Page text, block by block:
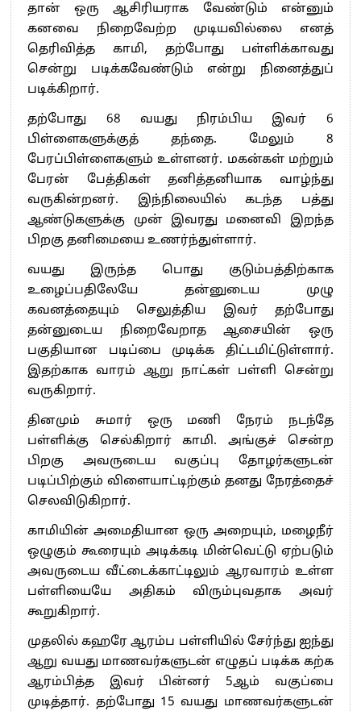
தான் ஒரு ஆசிரியராக வேண்டும் என்னும்
கனவை நிறைவேற்ற முடியவில்லை எனத்
தெரிவித்த காமி, தற்போது பள்ளிக்காவது
சென்று படிக்கவேண்டும் என்று நினைத்துப்
படிக்கிறார்.
தற்போது 68 வயது நிரம்பிய இவர் 6
பிள்ளைகளுக்குத் தந்தை. மேலும் 8
பேரப்பிள்ளைகளும் உள்ளனர். மகன்கள் மற்றும்
பேரன் பேத்திகள் தனித்தனியாக வாழ்ந்து
வருகின்றனர். இந்நிலையில் கடந்த பத்து
ஆண்டுகளுக்கு முன் இவரது மனைவி இறந்த
பிறகு தனிமையை உணர்ந்துள்ளார்.
வயது இருந்த பொது குடும்பத்திற்காக
உழைப்பதிலேயே தன்னுடைய முழு
கவனத்தையும் செலுத்திய இவர் தற்போது
தன்னுடைய நிறைவேறாத ஆசையின் ஒரு
பகுதியான படிப்பை முடிக்க திட்டமிட்டுள்ளார்.
இதற்காக வாரம் ஆறு நாட்கள் பள்ளி சென்று
வருகிறார்.
தினமும் சுமார் ஒரு மணி நேரம் நடந்தே
பள்ளிக்கு செல்கிறார் காமி. அங்குச் சென்ற
பிறகு அவருடைய வகுப்பு தோழர்களுடன்
படிப்பிற்கும் விளையாட்டிற்கும் தனது நேரத்தைச்
செலவிடுகிறார்.
காமியின் அமைதியான ஒரு அறையும், மழைநீர்
ஒழுகும் கூரையும் அடிக்கடி மின்வெட்டு ஏற்படும்
அவருடைய வீட்டைக்காட்டிலும் ஆரவாரம் உள்ள
பள்ளியையே அதிகம் விரும்புவதாக அவர்
கூறுகிறார்.
முதலில் கஹரே ஆரம்ப பள்ளியில் சேர்ந்து ஐந்து
ஆறு வயது மாணவர்களுடன் எழுதப் படிக்க கற்க
ஆரம்பித்த இவர் பின்னர் 5ஆம் வகுப்பை
முடித்தார். தற்போது 15 வயது மாணவர்களுடன்